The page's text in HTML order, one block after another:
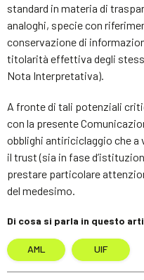
standard in materia di
analoghi, specie con
conservazione di
titolarità effettiva degli
Nota Interpretativa).
A fronte di tali potenziali
con la presente
obblighi antiriciclaggio che
il trust (sia in fase
prestare particolare
del medesimo.
Di cosa si parla in questo
AML UIF